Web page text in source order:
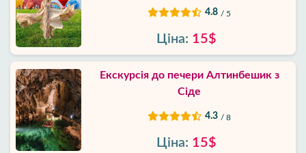
4.8 / 5
Ціна: 15$
Екскурсія до печери Алтинбешик з
Сіде
4.3 / 8
Ціна: 15$